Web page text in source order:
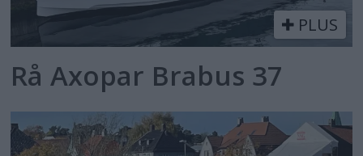
PLUS
Rå Axopar Brabus 37